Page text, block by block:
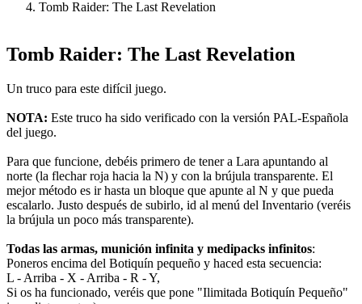
Tomb Raider: The Last Revelation
Tomb Raider: The Last Revelation
Un truco para este difícil juego.
NOTA: Este truco ha sido verificado con la versión PAL-Española
del juego.
Para que funcione, debéis primero de tener a Lara apuntando al
norte (la flechar roja hacia la N) y con la brújula transparente. El
mejor método es ir hasta un bloque que apunte al N y que pueda
escalarlo. Justo después de subirlo, id al menú del Inventario (veréis
la brújula un poco más transparente).
Todas las armas, munición infinita y medipacks infinitos:
Poneros encima del Botiquín pequeño y haced esta secuencia:
L - Arriba - X - Arriba - R - Y,
Si os ha funcionado, veréis que pone "Ilimitada Botiquín Pequeño"